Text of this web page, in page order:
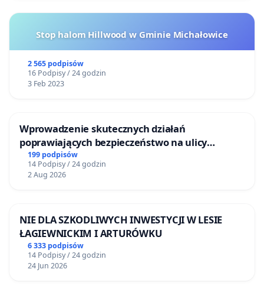
Stop halom Hillwood w Gminie Michałowice
2 565 podpisów
16 Podpisy / 24 godzin
3 Feb 2023
Wprowadzenie skutecznych działań
poprawiających bezpieczeństwo na ulicy
Żeromskiego w Otwocku
199 podpisów
14 Podpisy / 24 godzin
2 Aug 2026
NIE DLA SZKODLIWYCH INWESTYCJI W LESIE
ŁAGIEWNICKIM I ARTURÓWKU
6 333 podpisów
14 Podpisy / 24 godzin
24 Jun 2026